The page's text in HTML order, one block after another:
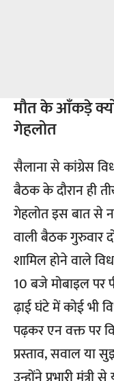
मौत के आँकड़े
गेहलोत
सैलाना से कांग्रेस
बैठक के दौरान ही
गेहलोत इस बात से
वाली बैठक गुरुवार
शामिल होने वाले
10 बजे मोबाइल पर
ढ़ाई घंटे में कोई भी
पढ़कर एन वक्त पर
प्रस्ताव, सवाल या